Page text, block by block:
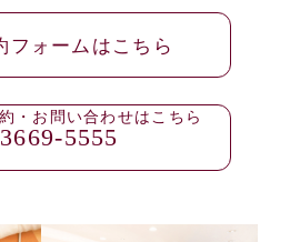
フォームはこちら
・お問い合わせはこちら
5555